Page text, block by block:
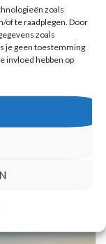
zoals
of te raadplegen. Door
zoals
je geen toestemming
invloed hebben op